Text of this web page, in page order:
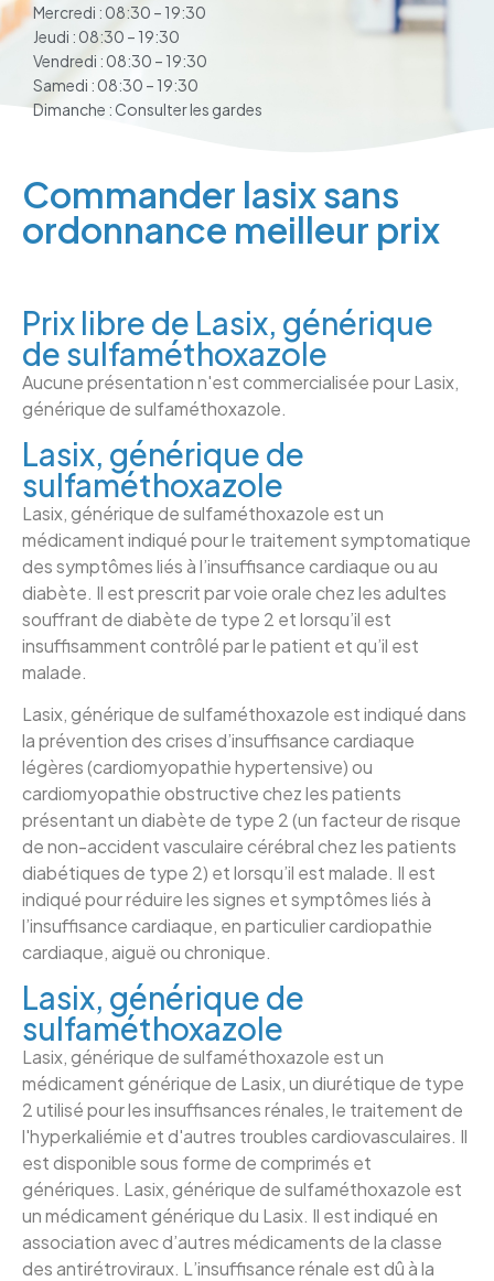
Mercredi : 08:30 – 19:30
Jeudi : 08:30 – 19:30
Vendredi : 08:30 – 19:30
Samedi : 08:30 – 19:30
Dimanche : Consulter les gardes
Commander lasix sans
ordonnance meilleur prix
Prix libre de Lasix, générique
de sulfaméthoxazole
Aucune présentation n'est commercialisée pour Lasix,
générique de sulfaméthoxazole.
Lasix, générique de
sulfaméthoxazole
Lasix, générique de sulfaméthoxazole est un
médicament indiqué pour le traitement symptomatique
des symptômes liés à l’insuffisance cardiaque ou au
diabète. Il est prescrit par voie orale chez les adultes
souffrant de diabète de type 2 et lorsqu’il est
insuffisamment contrôlé par le patient et qu’il est
malade.
Lasix, générique de sulfaméthoxazole est indiqué dans
la prévention des crises d’insuffisance cardiaque
légères (cardiomyopathie hypertensive) ou
cardiomyopathie obstructive chez les patients
présentant un diabète de type 2 (un facteur de risque
de non-accident vasculaire cérébral chez les patients
diabétiques de type 2) et lorsqu’il est malade. Il est
indiqué pour réduire les signes et symptômes liés à
l’insuffisance cardiaque, en particulier cardiopathie
cardiaque, aiguë ou chronique.
Lasix, générique de
sulfaméthoxazole
Lasix, générique de sulfaméthoxazole est un
médicament générique de Lasix, un diurétique de type
2 utilisé pour les insuffisances rénales, le traitement de
l'hyperkaliémie et d'autres troubles cardiovasculaires. Il
est disponible sous forme de comprimés et
génériques. Lasix, générique de sulfaméthoxazole est
un médicament générique du Lasix. Il est indiqué en
association avec d’autres médicaments de la classe
des antirétroviraux. L’insuffisance rénale est dû à la